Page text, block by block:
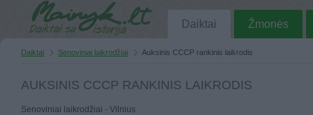
Daiktai Žmonės
Daiktai Senoviniai laikrodžiai Auksinis CCCP rankinis laikrodis
AUKSINIS CCCP RANKINIS LAIKRODIS
Senoviniai laikrodžiai - Vilnius